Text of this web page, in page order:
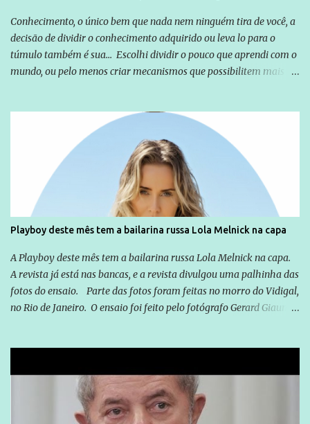
Conhecimento, o único bem que nada nem ninguém tira de você, a
decisão de dividir o conhecimento adquirido ou leva lo para o
túmulo também é sua... Escolhi dividir o pouco que aprendi com o
mundo, ou pelo menos criar mecanismos que possibilitem mais e
empreendedor da comunicação, que além de informação
cotidiana, corriqueira e cada vez mais preocupantes, do tipo que
você já esta acostumado a ver neste espaço, vou trabalhar a ideia
que possibilite distribuir não só informações, mas que gere de
forma consistente a riqueza do conhecimento... Exemplo: o
cidadão brasileiro não precisa só ser informado sobre operações
da Lava Jato, Reformas que podem retirar ou não direitos, ou
quem vai ser preso ou não; é preciso levar até as pessoas, do mais
simples ao mais burguês, o que diz a nossa Constituição, quais são
seus direitos e deveres em ...
Playboy deste mês tem a bailarina russa Lola Melnick na capa
A Playboy deste mês tem a bailarina russa Lola Melnick na capa.
A revista já está nas bancas, e a revista divulgou uma palhinha das
fotos do ensaio. Parte das fotos foram feitas no morro do Vidigal,
no Rio de Janeiro. O ensaio foi feito pelo fotógrafo Gerard Giaume